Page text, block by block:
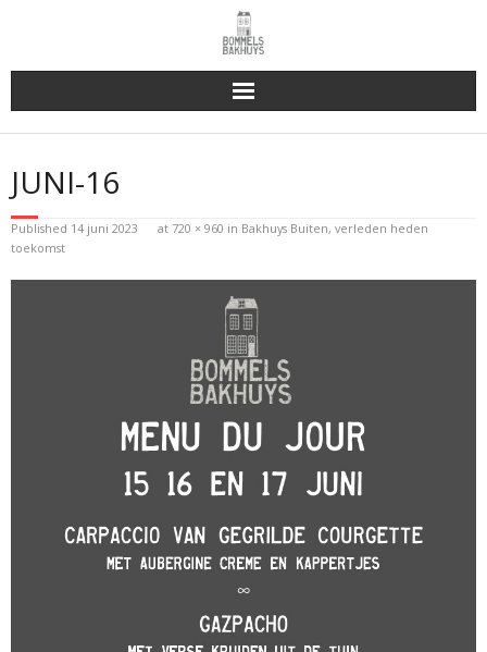
Bakhuys Buiten, verleden heden toekomst
Reserveren & Bestellen
Bommels Buiten
JUNI-16
Published 14 juni 2023 at 720 × 960 in Bakhuys Buiten, verleden heden
toekomst